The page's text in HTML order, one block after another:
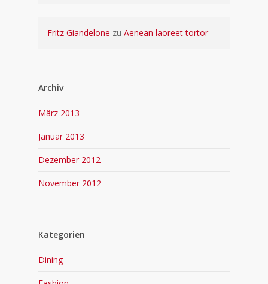
Fritz Giandelone zu Aenean laoreet tortor
Archiv
März 2013
Januar 2013
Dezember 2012
November 2012
Kategorien
Dining